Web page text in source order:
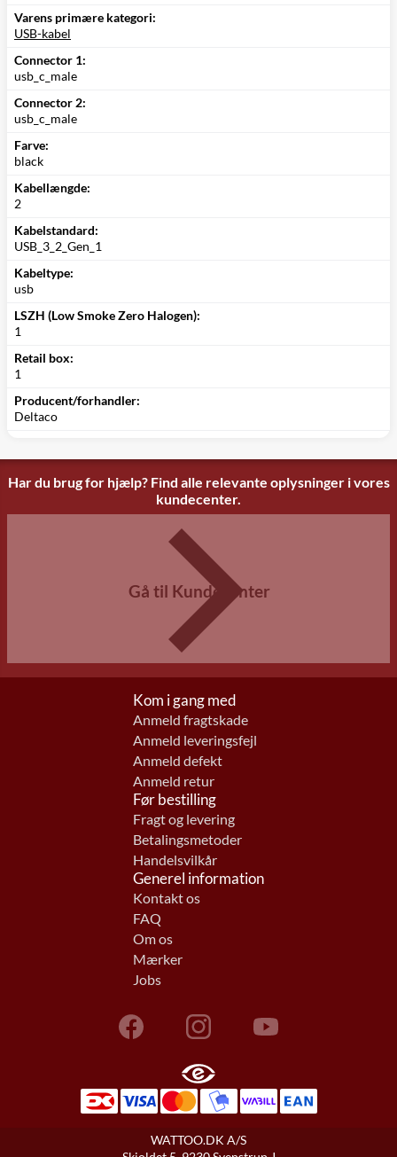
Varens primære kategori:
USB-kabel
Connector 1:
usb_c_male
Connector 2:
usb_c_male
Farve:
black
Kabellængde:
2
Kabelstandard:
USB_3_2_Gen_1
Kabeltype:
usb
LSZH (Low Smoke Zero Halogen):
1
Retail box:
1
Producent/forhandler:
Deltaco
Har du brug for hjælp? Find alle relevante oplysninger i vores
kundecenter.
Gå til Kundecenter
Kom i gang med
Anmeld fragtskade
Anmeld leveringsfejl
Anmeld defekt
Anmeld retur
Før bestilling
Fragt og levering
Betalingsmetoder
Handelsvilkår
Generel information
Kontakt os
FAQ
Om os
Mærker
Jobs
WATTOO.DK A/S